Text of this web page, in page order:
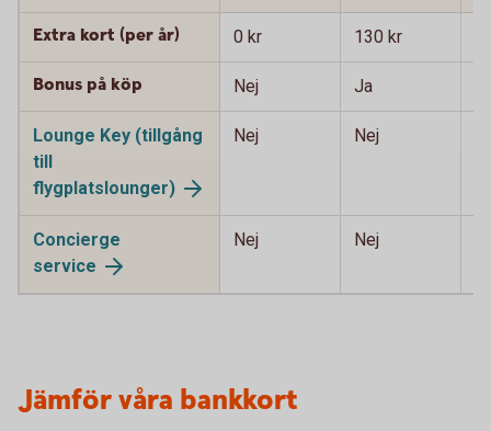
Extra kort (per år) 0 kr 130 kr
Bonus på köp Nej Ja
Lounge Key (tillgång
till
flygplatslounger)
Nej Nej
Concierge
service
Nej Nej
Jämför våra bankkort